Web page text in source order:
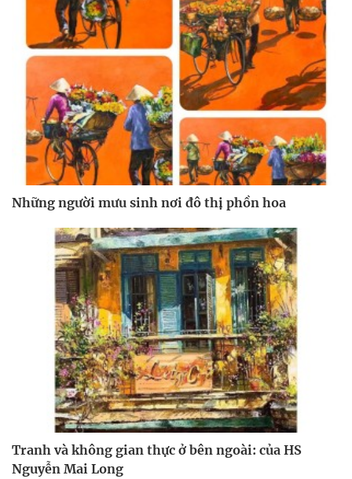
Những người mưu sinh nơi đô thị phồn hoa
Tranh và không gian thực ở bên ngoài: của HS
Nguyễn Mai Long